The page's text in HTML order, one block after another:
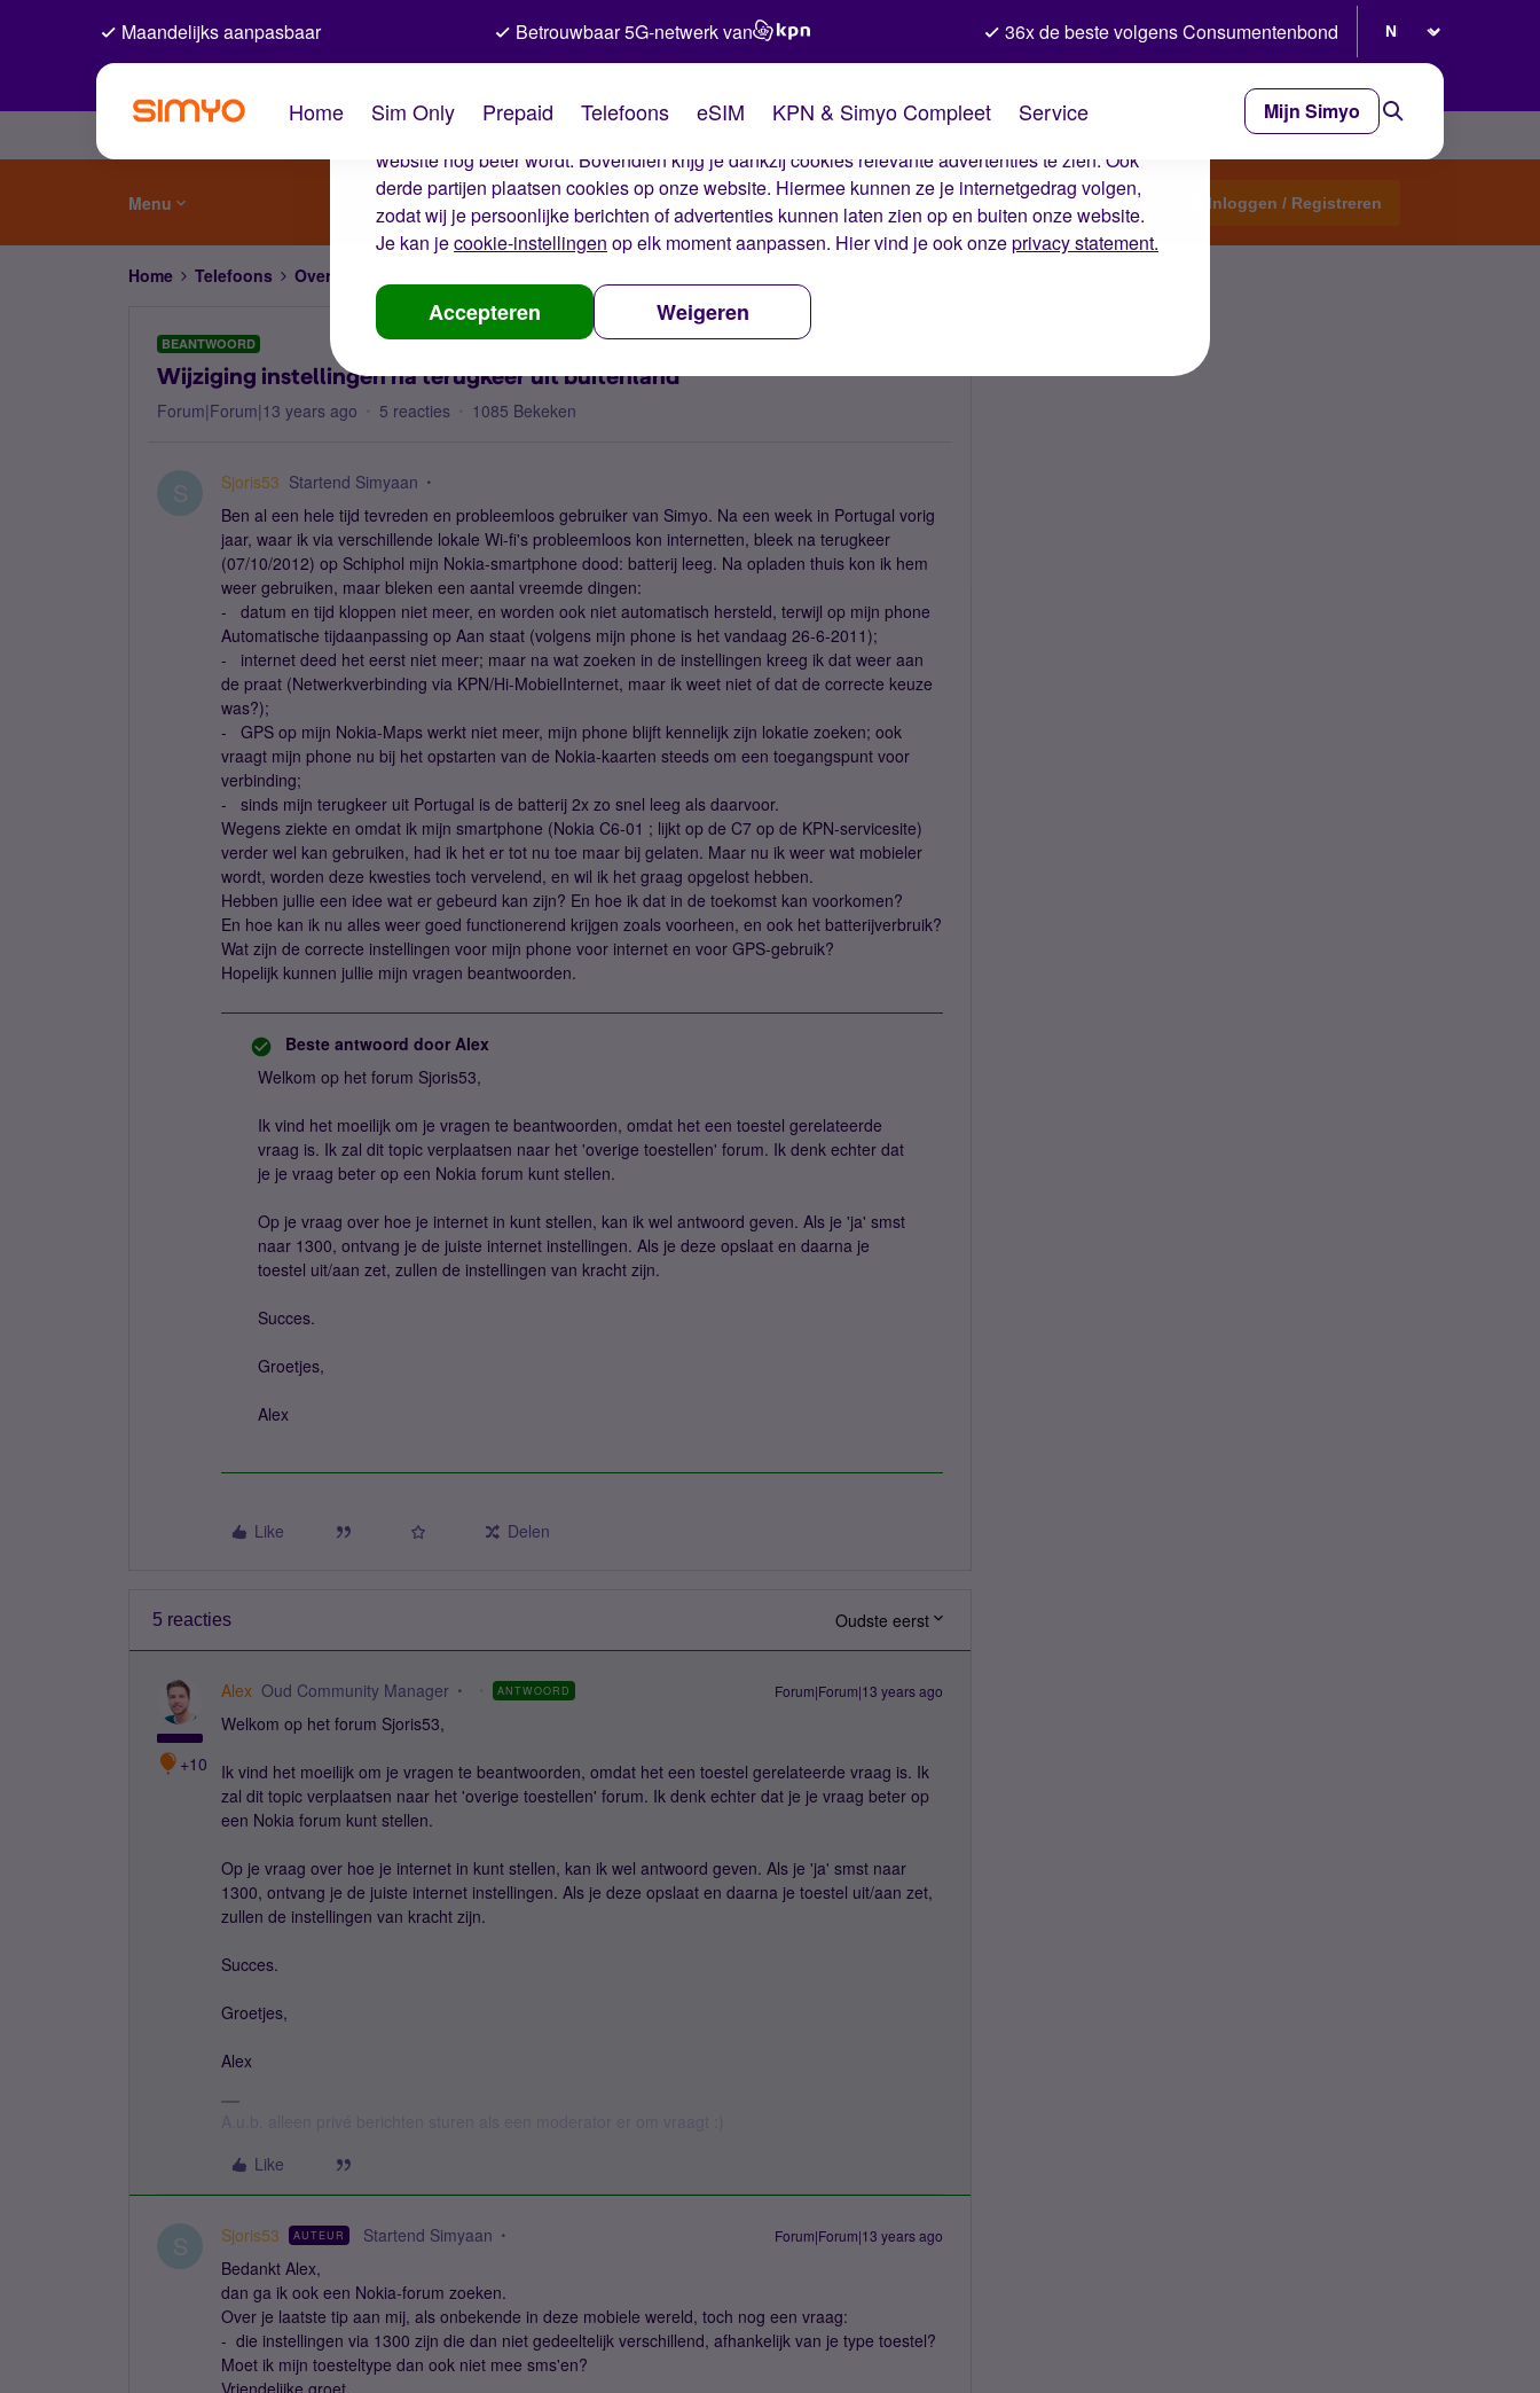
De cookies van Simyo
Wij gebruiken cookies op onze website. Met deze cookies zorgen wij ervoor dat je ervaring op de
website nog beter wordt. Bovendien krijg je dankzij cookies relevante advertenties te zien. Ook
derde partijen plaatsen cookies op onze website. Hiermee kunnen ze je internetgedrag volgen,
zodat wij je persoonlijke berichten of advertenties kunnen laten zien op en buiten onze website.
Je kan jecookie-instellingen op elk moment aanpassen. Hier vind je ook onzeprivacy statement.
Accepteren Weigeren
Maandelijks aanpasbaar Betrouwbaar 5G-netwerk van 36x de beste volgens Consumentenbond
Home Sim Only Prepaid Telefoons eSIM KPN & Simyo Compleet Service Mijn Simyo
Menu Start een topic Inloggen / Registreren
Home Telefoons Overige telefoons
BEANTWOORD
Wijziging instellingen na terugkeer uit buitenland
Forum|Forum|13 years ago 5 reacties 1085 Bekeken
S Sjoris53 Startend Simyaan
Ben al een hele tijd tevreden en probleemloos gebruiker van Simyo. Na een week in Portugal vorig
jaar, waar ik via verschillende lokale Wi-fi's probleemloos kon internetten, bleek na terugkeer
(07/10/2012) op Schiphol mijn Nokia-smartphone dood: batterij leeg. Na opladen thuis kon ik hem
weer gebruiken, maar bleken een aantal vreemde dingen:
- datum en tijd kloppen niet meer, en worden ook niet automatisch hersteld, terwijl op mijn phone
Automatische tijdaanpassing op Aan staat (volgens mijn phone is het vandaag 26-6-2011);
- internet deed het eerst niet meer; maar na wat zoeken in de instellingen kreeg ik dat weer aan
de praat (Netwerkverbinding via KPN/Hi-MobielInternet, maar ik weet niet of dat de correcte keuze
was?);
- GPS op mijn Nokia-Maps werkt niet meer, mijn phone blijft kennelijk zijn lokatie zoeken; ook
vraagt mijn phone nu bij het opstarten van de Nokia-kaarten steeds om een toegangspunt voor
verbinding;
- sinds mijn terugkeer uit Portugal is de batterij 2x zo snel leeg als daarvoor.
Wegens ziekte en omdat ik mijn smartphone (Nokia C6-01 ; lijkt op de C7 op de KPN-servicesite)
verder wel kan gebruiken, had ik het er tot nu toe maar bij gelaten. Maar nu ik weer wat mobieler
wordt, worden deze kwesties toch vervelend, en wil ik het graag opgelost hebben.
Hebben jullie een idee wat er gebeurd kan zijn? En hoe ik dat in de toekomst kan voorkomen?
En hoe kan ik nu alles weer goed functionerend krijgen zoals voorheen, en ook het batterijverbruik?
Wat zijn de correcte instellingen voor mijn phone voor internet en voor GPS-gebruik?
Hopelijk kunnen jullie mijn vragen beantwoorden.
Beste antwoord door Alex
Welkom op het forum Sjoris53,
Ik vind het moeilijk om je vragen te beantwoorden, omdat het een toestel gerelateerde
vraag is. Ik zal dit topic verplaatsen naar het 'overige toestellen' forum. Ik denk echter dat
je je vraag beter op een Nokia forum kunt stellen.
Op je vraag over hoe je internet in kunt stellen, kan ik wel antwoord geven. Als je 'ja' smst
naar 1300, ontvang je de juiste internet instellingen. Als je deze opslaat en daarna je
toestel uit/aan zet, zullen de instellingen van kracht zijn.
Succes.
Groetjes,
Alex
Like Delen
5 reacties Oudste eerst
+10
Alex Oud Community Manager ANTWOORD Forum|Forum|13 years ago
Welkom op het forum Sjoris53,
Ik vind het moeilijk om je vragen te beantwoorden, omdat het een toestel gerelateerde vraag is. Ik
zal dit topic verplaatsen naar het 'overige toestellen' forum. Ik denk echter dat je je vraag beter op
een Nokia forum kunt stellen.
Op je vraag over hoe je internet in kunt stellen, kan ik wel antwoord geven. Als je 'ja' smst naar
1300, ontvang je de juiste internet instellingen. Als je deze opslaat en daarna je toestel uit/aan zet,
zullen de instellingen van kracht zijn.
Succes.
Groetjes,
Alex
Like
S Sjoris53 AUTEUR Startend Simyaan Forum|Forum|13 years ago
Bedankt Alex,
dan ga ik ook een Nokia-forum zoeken.
Over je laatste tip aan mij, als onbekende in deze mobiele wereld, toch nog een vraag:
- die instellingen via 1300 zijn die dan niet gedeeltelijk verschillend, afhankelijk van je type toestel?
Moet ik mijn toesteltype dan ook niet mee sms'en?
Vriendelijke groet,